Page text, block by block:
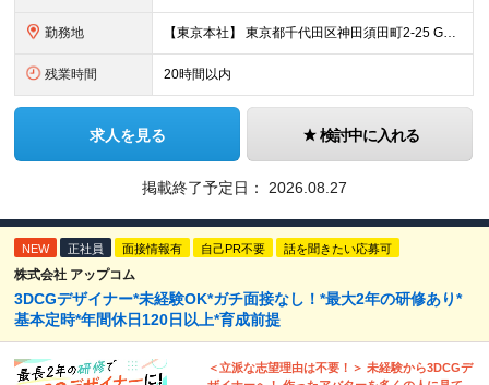
勤務地 【東京本社】 東京都千代田区神田須田町2-25 GYB秋葉原11F ※変更の範囲：上記を除く当社関連勤務地（東京都千代田区及び大阪営業所）
残業時間 20時間以内
求人を見る 検討中に入れる
掲載終了予定日： 2026.08.27
NEW 正社員 面接情報有 自己PR不要 話を聞きたい応募可
株式会社 アップコム
3DCGデザイナー*未経験OK*ガチ面接なし！*最大2年の研修あり*
基本定時*年間休日120日以上*育成前提
＜立派な志望理由は不要！＞ 未経験から3DCGデ